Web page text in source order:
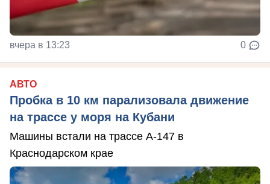
вчера в 13:23 0
АВТО
Пробка в 10 км парализовала движение
на трассе у моря на Кубани
Машины встали на трассе А-147 в
Краснодарском крае